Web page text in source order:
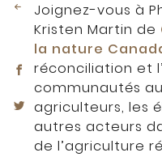
Joignez-vous à
Kristen Martin de
la nature
réconciliation et
communautés
agriculteurs, les
autres acteurs
de l’agriculture